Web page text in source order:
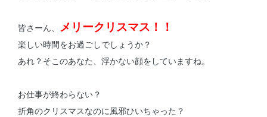
皆さーん、 メリークリスマス！！
楽しい時間をお過ごしでしょうか？
あれ？そこのあなた、浮かない顔をしていますね。
お仕事が終わらない？
折角のクリスマスなのに風邪ひいちゃった？